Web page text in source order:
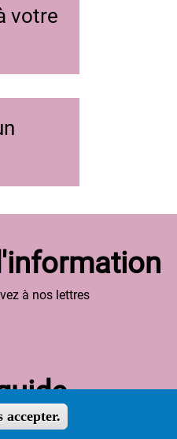
votre
à nos lettres
de votre compte
accepter.